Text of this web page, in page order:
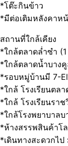
*โต๊ะกินข้าว
*มีต่อเติมหลังคาห
สถานที่ใกล้เคียง
*ใกล้ตลาดล่ำซำ
*ใกล้ตลาดน้ำบาง
*รอบหมู่บ้านมี 7-
*ใกล้ โรงเรียนตล
*ใกล้ โรงเรียนรา
*ใกล้โรงพยาบาล
*ห้างสรรพสินค้าโ
*เดินทางสะดวกไ